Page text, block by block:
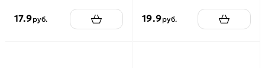
17.9руб. 19.9руб.